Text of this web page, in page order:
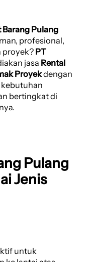
Barang Pulang
profesional,
proyek? PT
jasa Rental
Proyekdengan
kebutuhan
bertingkat di
Pulang
Jenis
untuk